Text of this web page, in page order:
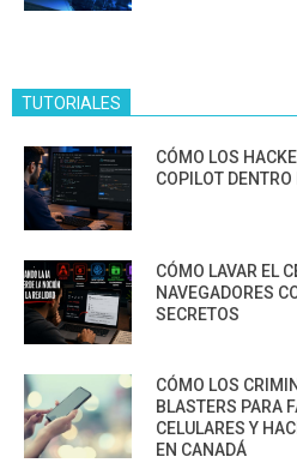
TUTORIALES
CÓMO LOS
COPILOT DENTRO
CÓMO LAVAR EL
NAVEGADORES
SECRETOS
CÓMO LOS
BLASTERS PARA
CELULARES Y
EN CANADÁ